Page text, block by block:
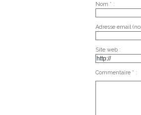
Nom * :
Adresse email
Site web :
Commentaire * :